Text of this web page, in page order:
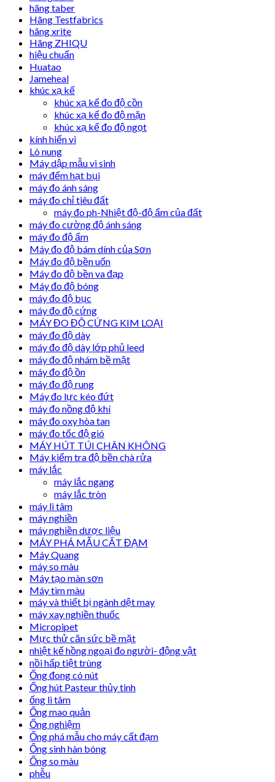
hãng taber
Hãng Testfabrics
hãng xrite
Hãng ZHIQU
hiệu chuẩn
Huatao
Jameheal
khúc xạ kế
khúc xạ kế đo độ cồn
khúc xạ kế đo độ mặn
khúc xạ kế đo độ ngọt
kính hiển vi
Lò nung
Máy dập mẫu vi sinh
máy đếm hạt bụi
máy đo ánh sáng
máy đo chỉ tiêu đất
máy đo ph-Nhiệt độ-độ ẩm của đất
máy đo cường độ ánh sáng
máy đo độ ẩm
Máy đo độ bám dính của Sơn
Máy đo độ bền uốn
Máy đo độ bền va đạp
Máy đo độ bóng
máy đo độ bục
máy đo độ cứng
MÁY ĐO ĐỘ CỨNG KIM LOẠI
máy đo độ dày
máy đo độ dày lớp phủ leed
máy đo độ nhám bề mặt
máy đo độ ồn
máy đo độ rung
Máy đo lực kéo đứt
máy đo nồng độ khí
máy đo oxy hòa tan
máy đo tốc độ gió
MÁY HÚT TÚI CHÂN KHÔNG
Máy kiểm tra độ bền chà rửa
máy lắc
máy lắc ngang
máy lắc tròn
máy li tâm
máy nghiền
máy nghiền dược liệu
MÁY PHÁ MẪU CẤT ĐẠM
Máy Quang
máy so màu
Máy tạo màn sơn
Máy tìm màu
máy và thiết bị ngành dệt may
máy xay nghiền thuốc
Micropipet
Mực thử căn sức bề mặt
nhiệt kế hồng ngoại đo người- động vật
nồi hấp tiệt trùng
Ống đong có nút
Ống hút Pasteur thủy tinh
ống li tâm
Ống mao quản
Ống nghiệm
Ống phá mẫu cho máy cất đạm
Ống sinh hàn bóng
Ống so màu
phễu